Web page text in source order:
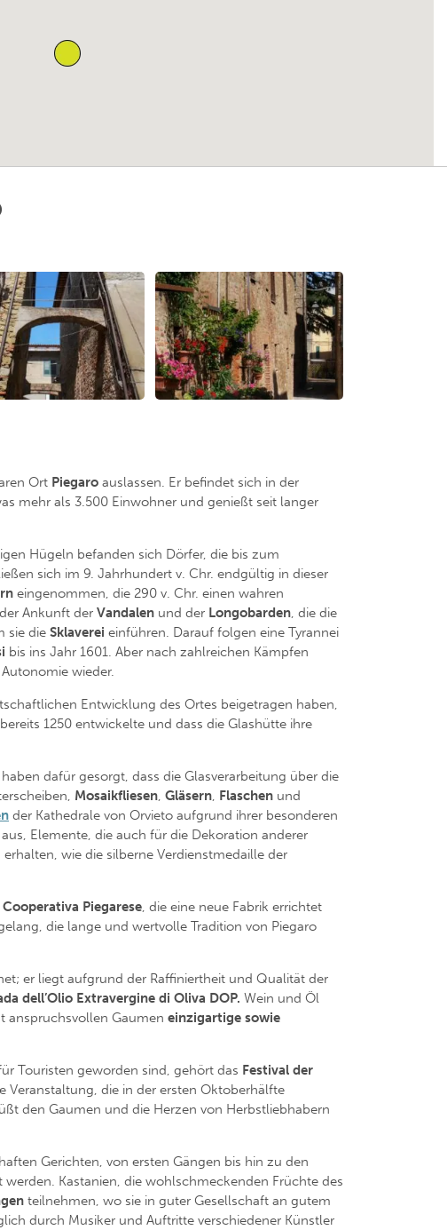
Ort Piegaro auslassen. Er befindet sich in der
mehr als 3.500 Einwohner und genießt seit langer
Hügeln befanden sich Dörfer, die bis zum
sich im 9. Jahrhundert v. Chr. endgültig in dieser
eingenommen, die 290 v. Chr. einen wahren
Ankunft der Vandalen und der Longobarden, die die
sie die Sklaverei einführen. Darauf folgen eine Tyrannei
bis ins Jahr 1601. Aber nach zahlreichen Kämpfen
wieder.
Entwicklung des Ortes beigetragen haben,
1250 entwickelte und dass die Glashütte ihre
dafür gesorgt, dass die Glasverarbeitung über die
Mosaikfliesen, Gläsern, Flaschen und
der Kathedrale von Orvieto aufgrund ihrer besonderen
Elemente, die auch für die Dekoration anderer
wie die silberne Verdienstmedaille der
Piegarese, die eine neue Fabrik errichtet
die lange und wertvolle Tradition von Piegaro
er liegt aufgrund der Raffiniertheit und Qualität der
dell’Olio Extravergine di Oliva DOP. Wein und Öl
anspruchsvollen Gaumen einzigartige sowie
Touristen geworden sind, gehört das Festival der
Veranstaltung, die in der ersten Oktoberhälfte
den Gaumen und die Herzen von Herbstliebhabern
Gerichten, von ersten Gängen bis hin zu den
Kastanien, die wohlschmeckenden Früchte des
teilnehmen, wo sie in guter Gesellschaft an gutem
durch Musiker und Auftritte verschiedener Künstler